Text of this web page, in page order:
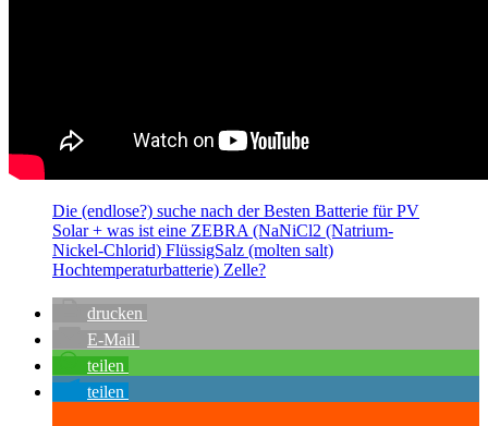
Die (endlose?) suche nach der Besten Batterie für PV
Solar + was ist eine ZEBRA (NaNiCl2 (Natrium-
Nickel-Chlorid) FlüssigSalz (molten salt)
Hochtemperaturbatterie) Zelle?
drucken
E-Mail
teilen
teilen